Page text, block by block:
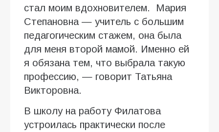
стал моим вдохновителем. Мария
Степановна — учитель с большим
педагогическим стажем, она была
для меня второй мамой. Именно ей
я обязана тем, что выбрала такую
профессию, — говорит Татьяна
Викторовна.
В школу на работу Филатова
устроилась практически после